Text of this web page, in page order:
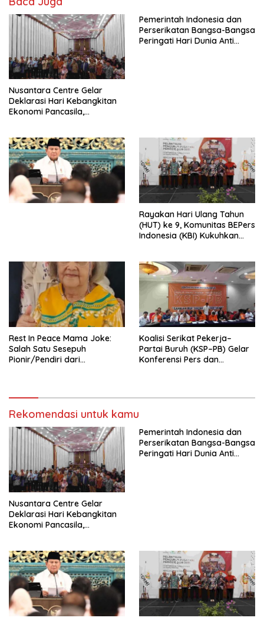
Nusantara Centre Gelar
Deklarasi Hari Kebangkitan
Ekonomi Pancasila,
Penjajahan (Pergolakan
Ekonomi Politik Indonesia) &
Simposium Nasional “Urgensi
Undang-Undang
Perekonomian Nasional dan
Kesejahteraan Sosial dalam
Pemerintah Indonesia dan
Perserikatan Bangsa-Bangsa
Peringati Hari Dunia Anti
Rayakan Hari Ulang Tahun
(HUT) ke 9, Komunitas BEPers
Indonesia (KBI) Kukuhkan
Tema: “Penguatan dan
Pengembangan Organisasi
KBI yang Berbasis Riset di
seluruh Indonesia dan
Mancanegara”.
Rest In Peace Mama Joke:
Salah Satu Sesepuh
Pionir/Pendiri dari
Kasih Allah.
Koalisi Serikat Pekerja–
Partai Buruh (KSP–PB) Gelar
Konferensi Pers dan
RUU Ketenagakerjaan Baru.
Rekomendasi untuk kamu
Nusantara Centre Gelar
Deklarasi Hari Kebangkitan
Ekonomi Pancasila,
Penjajahan (Pergolakan
Ekonomi Politik Indonesia) &
Simposium Nasional “Urgensi
Undang-Undang
Perekonomian Nasional dan
Kesejahteraan Sosial dalam
Pemerintah Indonesia dan
Perserikatan Bangsa-Bangsa
Peringati Hari Dunia Anti